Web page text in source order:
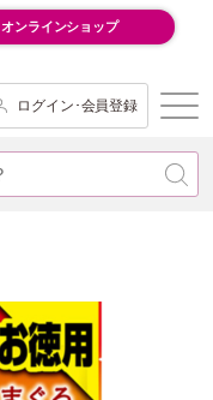
オンラインショップ
ログイン･会員登録